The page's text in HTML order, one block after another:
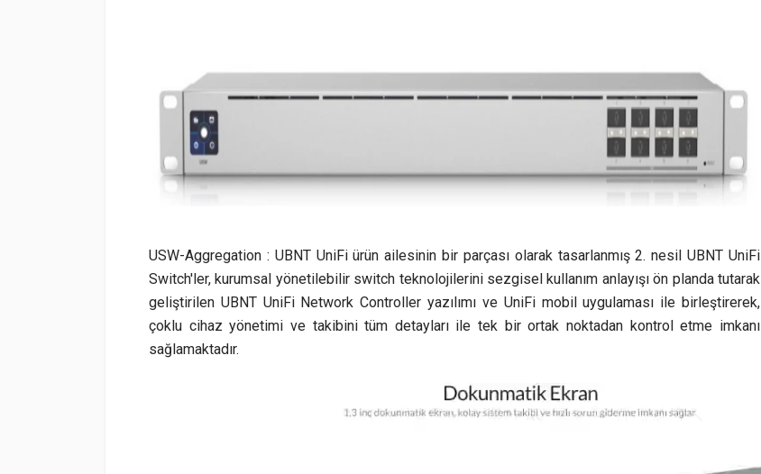
USW-Aggregation : UBNT UniFi ürün ailesinin bir parçası olarak tasarlanmış 2. nesil UBNT UniFi
Switch'ler, kurumsal yönetilebilir switch teknolojilerini sezgisel kullanım anlayışı ön planda tutarak
geliştirilen UBNT UniFi Network Controller yazılımı ve UniFi mobil uygulaması ile birleştirerek,
çoklu cihaz yönetimi ve takibini tüm detayları ile tek bir ortak noktadan kontrol etme imkanı
sağlamaktadır.